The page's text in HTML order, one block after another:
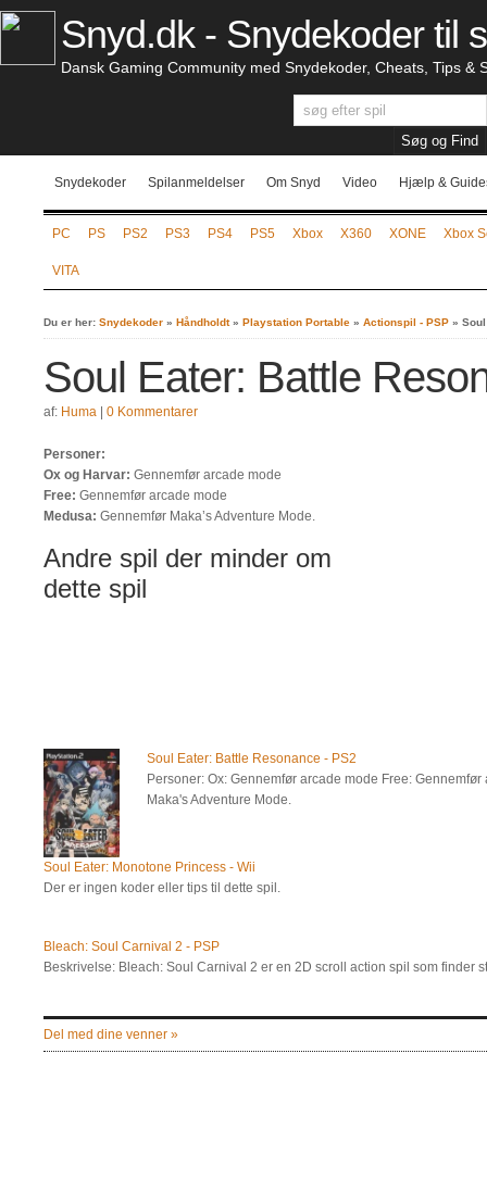
Snyd.dk - Snydekoder til
Dansk Gaming Community med Snydekoder, Cheats, Tips &
Snydekoder Spilanmeldelser Om Snyd Video Hjælp &
PC PS PS2 PS3 PS4 PS5 Xbox X360 XONE Xbox
VITA
Du er her: Snydekoder » Håndholdt» Playstation Portable » Actionspil - PSP »
Soul Eater: Battle
af: Huma 0 Kommentarer
Personer:
Ox og Harvar: Gennemfør arcade mode
Free: Gennemfør arcade mode
Medusa: Gennemfør Maka’s Adventure Mode.
Andre spil der minder om
dette spil
Soul Eater: Battle Resonance - PS2
Personer: Ox: Gennemfør arcade mode Free:
Maka's Adventure Mode.
Soul Eater: Monotone Princess - Wii
Der er ingen koder eller tips til dette spil.
Bleach: Soul Carnival 2 - PSP
Beskrivelse: Bleach: Soul Carnival 2 er en 2D scroll action spil som finder
Del med dine venner »